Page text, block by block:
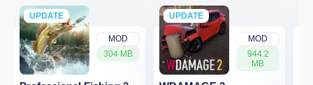
MOD
304 MB
UPDATE
NEW
MOD
944.2
MB
UPDATE
NEW